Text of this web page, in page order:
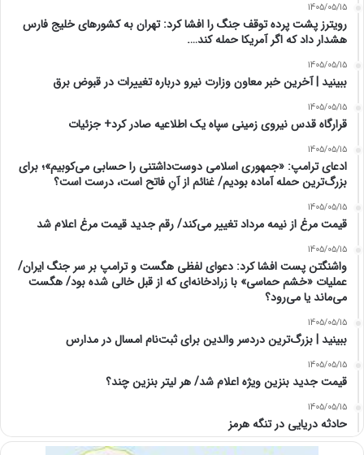
1405/05/15
رویترز پشت پرده توقف جنگ را افشا کرد: تهران به کشورهای خلیج فارس
هشدار داد که اگر آمریکا حمله کند….
1405/05/15
ببینید | آخرین خبر معاون وزارت نیرو درباره تغییرات در قبوض برق
1405/05/15
قرارگاه قدس نیروی زمینی سپاه یک اطلاعیه صادر کرد+ جزئیات
1405/05/15
ادعای ترامپ: «جمهوری اسلامی دوست‌داشتنی را حسابی می‌کوبیم»؛ برای
بزرگ‌ترین حمله آماده بودیم/ غنائم از آنِ فاتح است، درست است؟
1405/05/15
قیمت مرغ از نیمه مرداد تغییر می‌کند/ رقم جدید قیمت مرغ اعلام شد
1405/05/15
واشنگتن پست افشا کرد: دعوای لفظی هگست و ترامپ بر سر جنگ ایران/
عملیات «خشم حماسی» با زرادخانه‌ای که از قبل خالی شده بود/ هگست
می‌ماند یا می‌رود؟
1405/05/15
ببینید | بزرگ‌ترین دردسر والدین برای ثبت‌نام امسال در مدارس
1405/05/15
قیمت جدید بنزین ویژه اعلام شد/ هر لیتر بنزین چند؟
1405/05/15
حادثه دریایی در تنگه هرمز